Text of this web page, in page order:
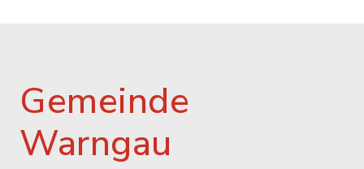
Gemeinde
Warngau